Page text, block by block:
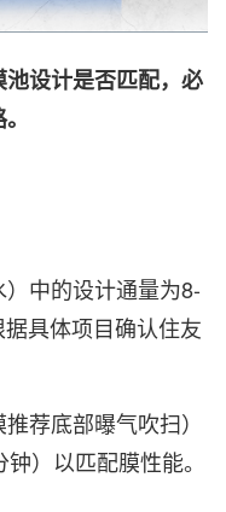
设计‌是否匹配，必
中的设计通量为‌8-
具体项目确认住友
荐底部曝气吹扫）
）以匹配膜性能。